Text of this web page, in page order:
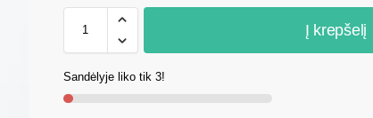
Į krepšelį
Sandėlyje liko tik 3!